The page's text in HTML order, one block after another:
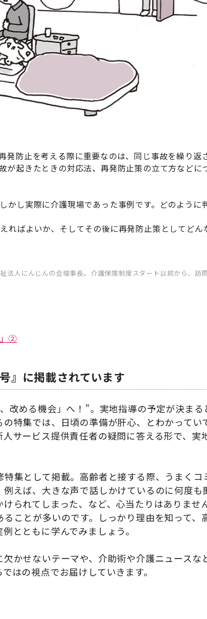
発防止を考える際に重要なのは、同じ事故を繰り返
が起きたときの対応法、再発防止策の立て方などに
かし実際に介護現場であった事例です。どのように
ばよいか、そしてその後に再発防止策としてどん
法人にんじんの会理事長。介護保険制度スタート以前から、訪
」②
』に掲載されています
改める機会」へ！”。実地指導の予定が決ま
特集では、日頃の準備が肝心、とわかってい
サービス提供責任者の疑問に答える形で、実
集として掲載。高齢者と接する際、うまく
えば、大きな声で話しかけているのに何度も
られてしまった、など、心当たりはありま
ことが多いのです。しっかり理由を知って、
とともに学んでみましょう。
かせないテーマや、介助術や介護ニュースな
はの視点でお届けしていきます。